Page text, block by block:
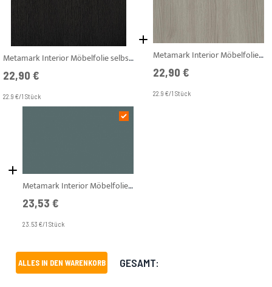
Metamark Interior Möbelfolie selbstklebend Charred Oak 122 cm Breite AF-W15
22,90 €
22.9 €/1 Stück
Metamark Interior Möbelfolie selbstklebend Grey Oak 122 cm Breite AF-W02
22,90 €
22.9 €/1 Stück
Metamark Interior Möbelfolie selbstklebend Soft Matt Norsk 122 cm Breite AF-M05
23,53 €
23.53 €/1 Stück
ALLES IN DEN WARENKORB GESAMT: